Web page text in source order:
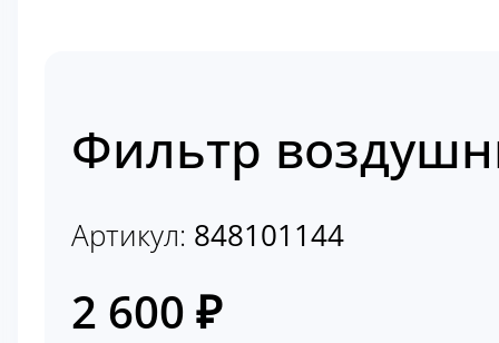
Фильтр
Артикул: 848101144
2 600 ₽